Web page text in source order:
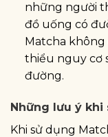
những người
đồ uống có
Matcha
thiểu nguy cơ
đường.
Những lưu ý khi
Khi sử dụng